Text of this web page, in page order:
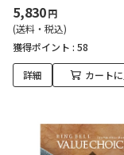
5,830円
(送料・税込)
獲得ポイント : 58
詳細 カート